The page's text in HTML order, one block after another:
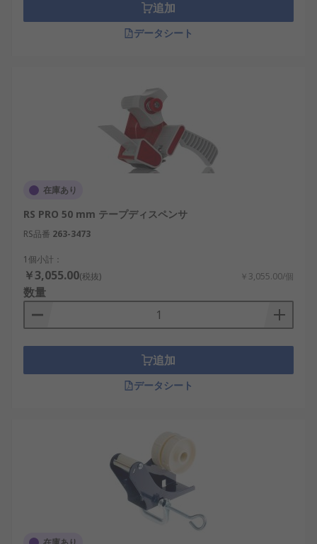
追加
データシート
在庫あり
RS PRO 50 mm テープディスペンサ
RS品番 263-3473
1個小計：
￥3,055.00(税抜) ￥3,055.00/個
数量
追加
データシート